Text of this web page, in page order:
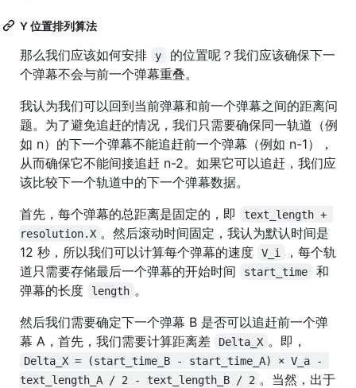
Y 位置排列算法
那么我们应该如何安排 y
的位置呢？我们应该确保下一
个弹幕不会与前一个弹幕重叠。
我认为我们可以回到当前弹幕和前一个弹幕之间的距离问
题。为了避免追赶的情况，我们只需要确保同一轨道（例
如 n）的下一个弹幕不能追赶前一个弹幕（例如 n-1），
从而确保它不能间接追赶 n-2。如果它可以追赶，我们应
该比较下一个轨道中的下一个弹幕数据。
首先，每个弹幕的总距离是固定的，即
text_length +
resolution.X 。然后滚动时间固定，我认为默认时间是
12 秒，所以我们可以计算每个弹幕的速度
V_i
，每个轨
道只需要存储最后一个弹幕的开始时间
start_time
和
弹幕的长度
length 。
然后我们需要确定下一个弹幕 B 是否可以追赶前一个弹
幕 A，首先，我们需要计算距离差
Delta_X 。即，
Delta_X = (start_time_B - start_time_A) × V_a -
text_length_A / 2 - text_length_B / 2 。当然，出于